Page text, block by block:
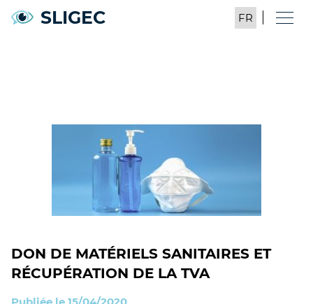
SLIGEC
DON DE MATÉRIELS SANITAIRES ET
RÉCUPÉRATION DE LA TVA